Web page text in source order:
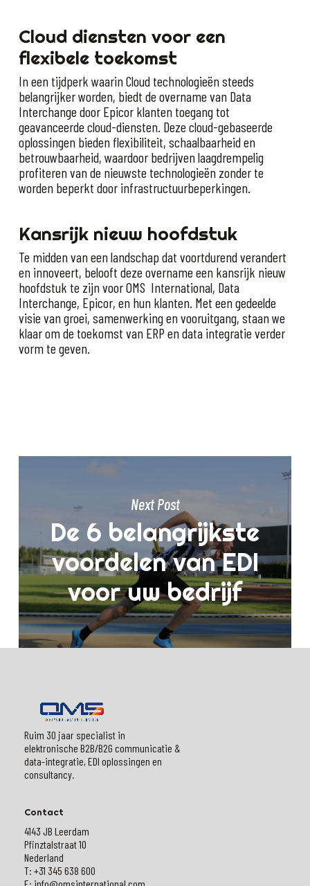
Cloud diensten voor een
flexibele toekomst
In een tijdperk waarin Cloud technologieën steeds
belangrijker worden, biedt de overname van Data
Interchange door Epicor klanten toegang tot
geavanceerde cloud-diensten. Deze cloud-gebaseerde
oplossingen bieden flexibiliteit, schaalbaarheid en
betrouwbaarheid, waardoor bedrijven laagdrempelig
profiteren van de nieuwste technologieën zonder te
worden beperkt door infrastructuurbeperkingen.
Kansrijk nieuw hoofdstuk
Te midden van een landschap dat voortdurend verandert
en innoveert, belooft deze overname een kansrijk nieuw
hoofdstuk te zijn voor OMS International, Data
Interchange, Epicor, en hun klanten. Met een gedeelde
visie van groei, samenwerking en vooruitgang, staan ​​we
klaar om de toekomst van ERP en data integratie verder
vorm te geven.
Next Post
De 6 belangrijkste
voordelen van EDI
voor uw bedrijf
Ruim 30 jaar specialist in
elektronische B2B/B2G communicatie &
data-integratie, EDI oplossingen en
consultancy.
Contact
4143 JB Leerdam
Pfinztalstraat 10
Nederland
T: +31 345 638 600